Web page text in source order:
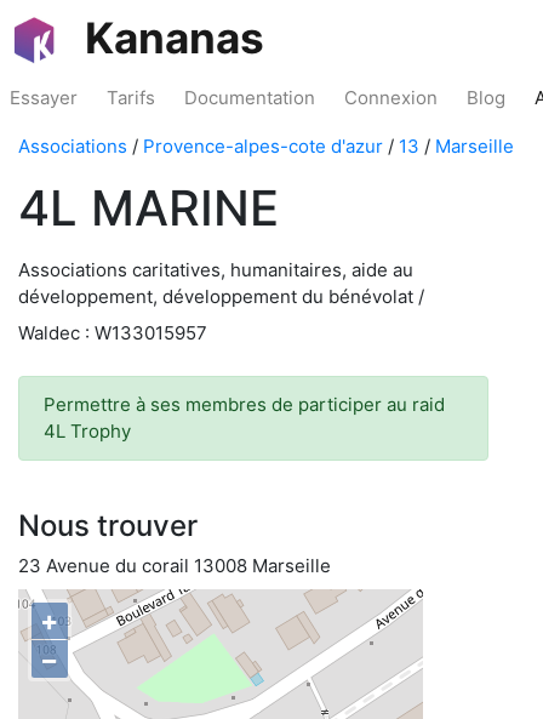
Kananas
Essayer Tarifs Documentation Connexion Blog
Associations / Provence-alpes-cote d'azur / 13 / Marseille
4L MARINE
Associations caritatives, humanitaires, aide au
développement, développement du bénévolat /
Waldec : W133015957
Permettre à ses membres de participer au raid
4L Trophy
Nous trouver
23 Avenue du corail 13008 Marseille
+
−